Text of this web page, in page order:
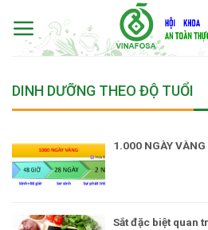
content
DINH DƯỠNG THEO ĐỘ TUỔI
1.000 NGÀY VÀNG
Sắt đặc biệt quan